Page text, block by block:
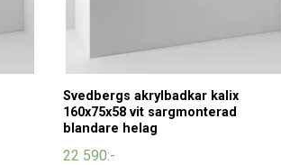
Svedbergs akrylbadkar kalix
160x75x58 vit sargmonterad
blandare helag
22 590:-